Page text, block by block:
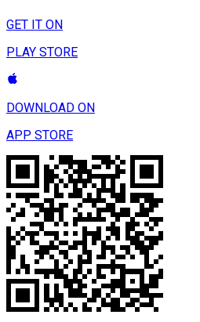
GET IT ON
PLAY STORE
DOWNLOAD ON
APP STORE